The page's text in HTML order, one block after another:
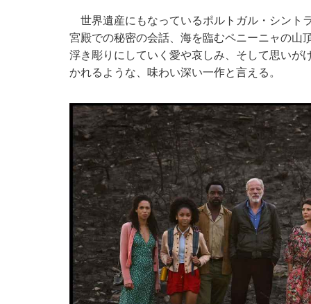
世界遺産にもなっているポルトガル・シント
宮殿での秘密の会話、海を臨むペニーニャの
浮き彫りにしていく愛や哀しみ、そして思いが
かれるような、味わい深い一作と言える。